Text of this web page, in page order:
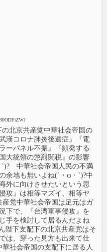
北京共産党中華社会帝国の
漢コロナ肺炎後遺症』『電
ーパネル不振』『頻発する
大統領の懲罰関税』の影響
`)? 中華社会帝国人民の不満
余地も無いよね(´・ω・`)?中
外に向けさせたいという思
攻』は相等マズイ、相等ヤ
党中華社会帝国は足元はガ
下で、『台湾軍事侵攻』を
手を検討して居るんだよね
下支配下の北京共産党はそ
は、穿った見方も出来て仕
社会帝国の支配下に居る人